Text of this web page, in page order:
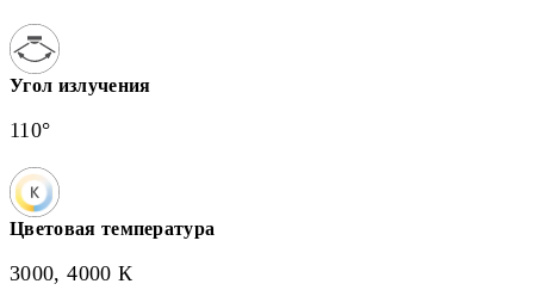
Угол излучения
110°
Цветовая температура
3000, 4000 К